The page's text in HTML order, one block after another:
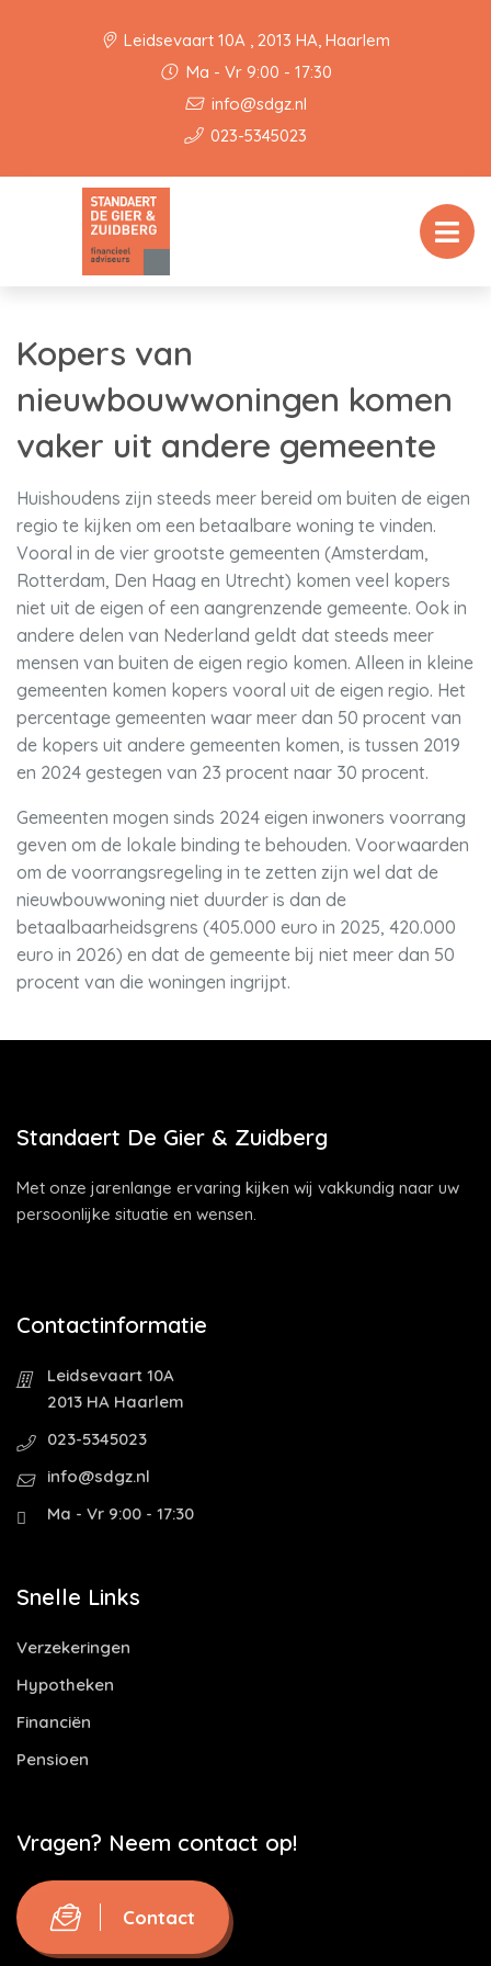
Leidsevaart 10A , 2013 HA, Haarlem
Ma - Vr 9:00 - 17:30
info@sdgz.nl
023-5345023
Kopers van
nieuwbouwwoningen komen
vaker uit andere gemeente
Huishoudens zijn steeds meer bereid om buiten de eigen
regio te kijken om een betaalbare woning te vinden.
Vooral in de vier grootste gemeenten (Amsterdam,
Rotterdam, Den Haag en Utrecht) komen veel kopers
niet uit de eigen of een aangrenzende gemeente. Ook in
andere delen van Nederland geldt dat steeds meer
mensen van buiten de eigen regio komen. Alleen in kleine
gemeenten komen kopers vooral uit de eigen regio. Het
percentage gemeenten waar meer dan 50 procent van
de kopers uit andere gemeenten komen, is tussen 2019
en 2024 gestegen van 23 procent naar 30 procent.
Gemeenten mogen sinds 2024 eigen inwoners voorrang
geven om de lokale binding te behouden. Voorwaarden
om de voorrangsregeling in te zetten zijn wel dat de
nieuwbouwwoning niet duurder is dan de
betaalbaarheidsgrens (405.000 euro in 2025, 420.000
euro in 2026) en dat de gemeente bij niet meer dan 50
procent van die woningen ingrijpt.
Standaert De Gier & Zuidberg
Met onze jarenlange ervaring kijken wij vakkundig naar uw
persoonlijke situatie en wensen.
Contactinformatie
Leidsevaart 10A
2013 HA Haarlem
023-5345023
info@sdgz.nl
Ma - Vr 9:00 - 17:30
Snelle Links
Verzekeringen
Hypotheken
Financiën
Pensioen
Vragen? Neem contact op!
Contact